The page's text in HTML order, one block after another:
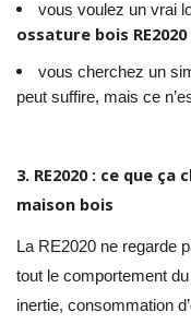
vous voulez un vrai
ossature bois RE2020
vous cherchez un
peut suffire, mais ce
3. RE2020 : ce que
maison bois
La RE2020 ne regarde
tout le comportement
inertie, consommation